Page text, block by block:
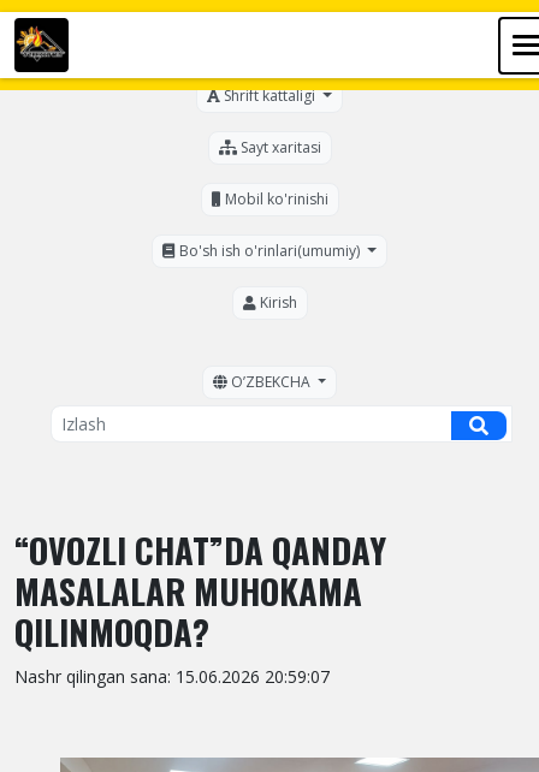
Shrift kattaligi
Sayt xaritasi
Mobil ko'rinishi
Bo'sh ish o'rinlari(umumiy)
Kirish
OʼZBEKCHA
“OVOZLI CHAT”DA QANDAY
MASALALAR MUHOKAMA
QILINMOQDA?
Nashr qilingan sana: 15.06.2026 20:59:07